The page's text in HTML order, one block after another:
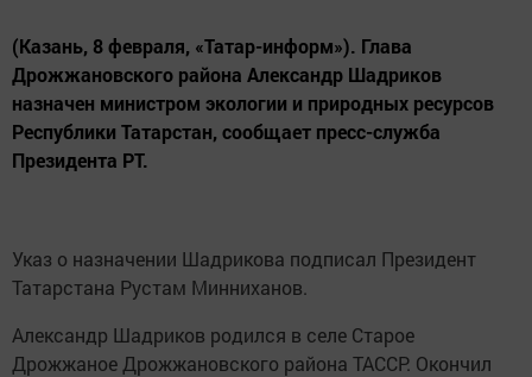
(Казань, 8 февраля, «Татар-информ»). Глава
Дрожжановского района Александр Шадриков
назначен министром экологии и природных ресурсов
Республики Татарстан, сообщает пресс-служба
Президента РТ.
Указ о назначении Шадрикова подписал Президент
Татарстана Рустам Минниханов.
Александр Шадриков родился в селе Старое
Дрожжаное Дрожжановского района ТАССР. Окончил